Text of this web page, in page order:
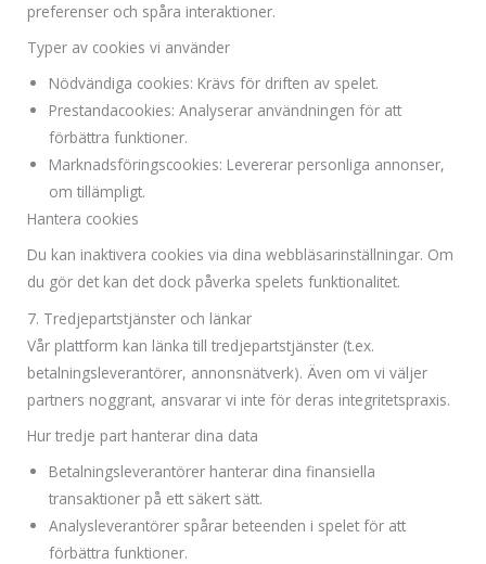
preferenser och spåra interaktioner.
Typer av cookies vi använder
Nödvändiga cookies: Krävs för driften av spelet.
Prestandacookies: Analyserar användningen för att
förbättra funktioner.
Marknadsföringscookies: Levererar personliga annonser,
om tillämpligt.
Hantera cookies
Du kan inaktivera cookies via dina webbläsarinställningar. Om
du gör det kan det dock påverka spelets funktionalitet.
7. Tredjepartstjänster och länkar
Vår plattform kan länka till tredjepartstjänster (t.ex.
betalningsleverantörer, annonsnätverk). Även om vi väljer
partners noggrant, ansvarar vi inte för deras integritetspraxis.
Hur tredje part hanterar dina data
Betalningsleverantörer hanterar dina finansiella
transaktioner på ett säkert sätt.
Analysleverantörer spårar beteenden i spelet för att
förbättra funktioner.